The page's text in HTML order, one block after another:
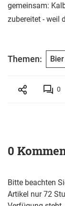
gemeinsam:
zubereitet - weil
Themen: Bier
0
0
Bitte beachten
Artikel nur 72